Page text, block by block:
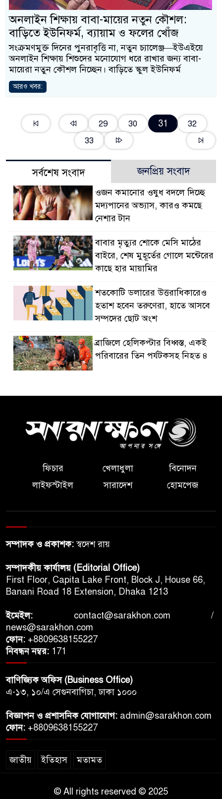
অনলাইন শিক্ষায় বাবা-মায়ের নতুন কৌশল:
বাড়িতে ইউনিফর্ম, ব্যায়াম ও ফলের খোঁজ
সংক্রমণমুক্ত দিনের পুনরাবৃত্তি না, নতুন চ্যালেঞ্জ—ইউএইয়ে
অনলাইন শিক্ষায় শিশুদের মনোযোগ ধরে রাখার জন্য বাবা-
মায়েরা নতুন কৌশল নিচ্ছেন। বাড়িতে স্কুল ইউনিফর্ম
আরও খবর:
29 30 31
32
33
সর্বশেষ সংবাদ জনপ্রিয় সংবাদ
ওজন কমানোর ওষুধ বদলে দিচ্ছে
মদ্যপানের অভ্যাস, কারও কমছে
নেশার টান
বাবার মৃত্যুর শোকে মেসি মাঠের
বাইরে, শেষ মুহূর্তের গোলে মন্টেরের
কাছে হার মায়ামির
শতকোটি ডলারের উত্তরাধিকারেও
হতাশ হবেন তরুণেরা, হাতে আসবে
সম্পদের ছোট অংশ
ব্রাজিলে হেলিকপ্টার বিধ্বস্ত, একই
পরিবারের তিন পর্যটকসহ নিহত ৪
আধুনিক প্রযুক্তির পুকুরে বদলে
যেতে পারে বাংলাদেশের মাছের
অর্থনীতি
আগামী সপ্তাহেই বিরল পূর্ণ সূর্যগ্রহণ,
জরুরি
ঘিরে বড় তদন্তে নামবে
ডেমোক্র্যাটরা
ছোট্ট নুমব্যাট, বড় এক শিক্ষা
আকাশের বিরল মুহূর্ত ধরতে ছুটছেন
ফিচার খেলাধুলা
বিনোদন
লাইফস্টাইল
সারাদেশ হোমপেজ
সম্পাদক ও প্রকাশক:স্বদেশ রায়
সম্পাদকীয় কার্যালয় (Editorial Office)
First Floor, Capita Lake Front, Block J, House 66,
Banani Road 18 Extension, Dhaka 1213
ইমেইল: contact@sarakhon.com /
news@sarakhon.com
ফোন: +8809638155227
নিবন্ধন নম্বর: 171
বাণিজ্যিক অফিস (Business Office)
এ-১৩, ১০/এ সেগুনবাগিচা, ঢাকা ১০০০
বিজ্ঞাপন ও প্রশাসনিক যোগাযোগ: admin@sarakhon.com
ফোন: +8809638155227
জাতীয় ইতিহাস মতামত
© All rights reserved © 2025